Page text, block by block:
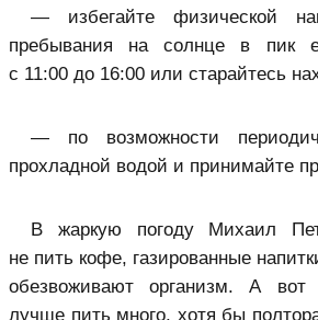
— избегайте физической
пребывания на солнце в пик
с 11:00 до 16:00 или старайтесь
— по возможности
прохладной водой и принимайте
В жаркую погоду Михаил
не пить кофе, газированные
обезвоживают организм. А вот
лучше пить много, хотя бы